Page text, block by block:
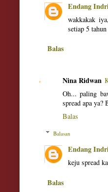
Endang
wakkakak
setiap 5
Balas
Nina Ridwan
Oh... paling
spread apa ya?
Balas
Balasan
Endang
keju spread
Balas